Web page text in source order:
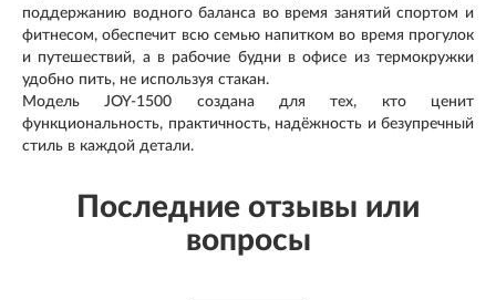
поддержанию водного баланса во время занятий спортом и
фитнесом, обеспечит всю семью напитком во время прогулок
и путешествий, а в рабочие будни в офисе из термокружки
удобно пить, не используя стакан.
Модель JOY-1500 создана для тех, кто ценит
функциональность, практичность, надёжность и безупречный
стиль в каждой детали.
Последние отзывы или
вопросы